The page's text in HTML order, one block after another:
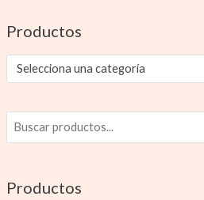
Productos
Selecciona una categoría
Productos